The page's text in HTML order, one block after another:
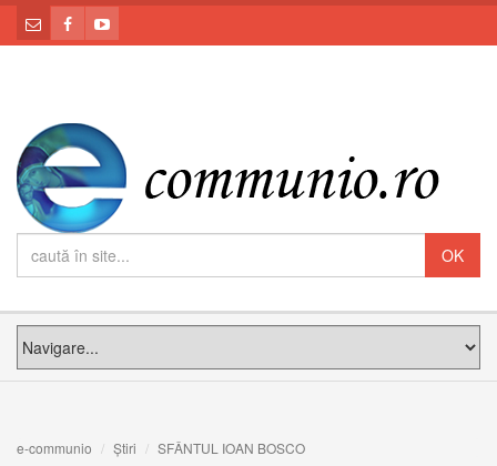
e-communio Știri SFÂNTUL IOAN BOSCO